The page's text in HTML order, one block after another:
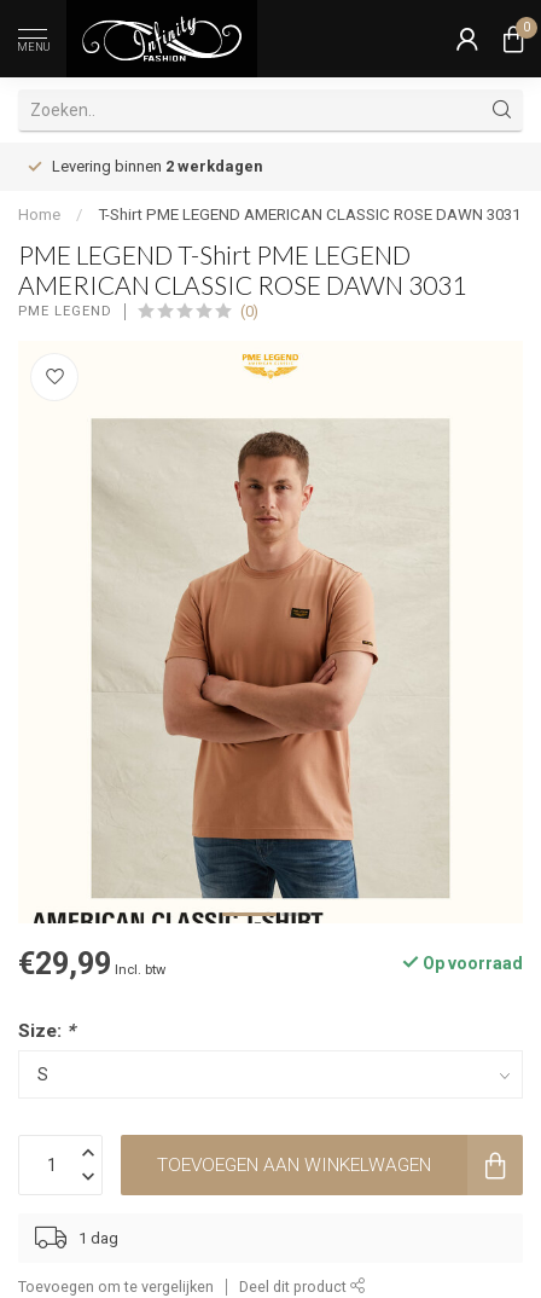
MENU
0
Levering binnen 2 werkdagen
Home / T-Shirt PME LEGEND AMERICAN CLASSIC ROSE DAWN 3031
PME LEGEND T-Shirt PME LEGEND
AMERICAN CLASSIC ROSE DAWN 3031
PME LEGEND (0)
€29,99 Incl. btw Op voorraad
Size: *
TOEVOEGEN AAN WINKELWAGEN
1 dag
Toevoegen om te vergelijken Deel dit product